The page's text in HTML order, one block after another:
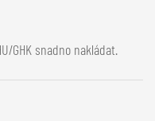
GHK snadno nakládat.